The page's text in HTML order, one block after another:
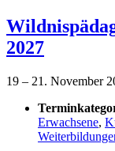
2027
19 – 21. November
Erwachsene,